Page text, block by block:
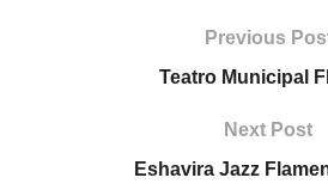
Previous
Teatro Municipal
Next Post
Eshavira Jazz